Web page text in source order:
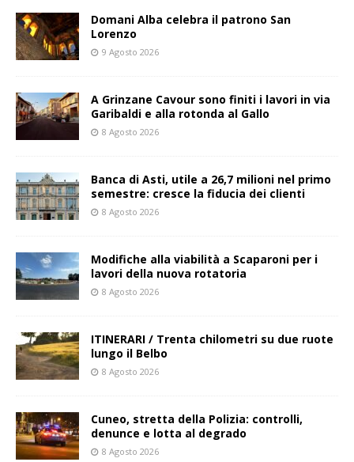
Domani Alba celebra il patrono San
Lorenzo
9 Agosto 2026
A Grinzane Cavour sono finiti i lavori in via
Garibaldi e alla rotonda al Gallo
8 Agosto 2026
Banca di Asti, utile a 26,7 milioni nel primo
semestre: cresce la fiducia dei clienti
8 Agosto 2026
Modifiche alla viabilità a Scaparoni per i
lavori della nuova rotatoria
8 Agosto 2026
ITINERARI / Trenta chilometri su due ruote
lungo il Belbo
8 Agosto 2026
Cuneo, stretta della Polizia: controlli,
denunce e lotta al degrado
8 Agosto 2026